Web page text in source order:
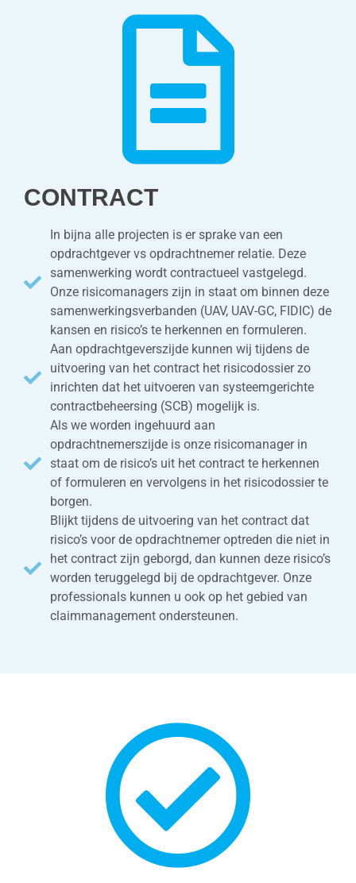
CONTRACT
In bijna alle projecten is er sprake van een
opdrachtgever vs opdrachtnemer relatie. Deze
samenwerking wordt contractueel vastgelegd.
Onze risicomanagers zijn in staat om binnen deze
samenwerkingsverbanden (UAV, UAV-GC, FIDIC) de
kansen en risico’s te herkennen en formuleren.
Aan opdrachtgeverszijde kunnen wij tijdens de
uitvoering van het contract het risicodossier zo
inrichten dat het uitvoeren van systeemgerichte
contractbeheersing (SCB) mogelijk is.
Als we worden ingehuurd aan
opdrachtnemerszijde is onze risicomanager in
staat om de risico’s uit het contract te herkennen
of formuleren en vervolgens in het risicodossier te
borgen.
Blijkt tijdens de uitvoering van het contract dat
risico’s voor de opdrachtnemer optreden die niet in
het contract zijn geborgd, dan kunnen deze risico’s
worden teruggelegd bij de opdrachtgever. Onze
professionals kunnen u ook op het gebied van
claimmanagement ondersteunen.